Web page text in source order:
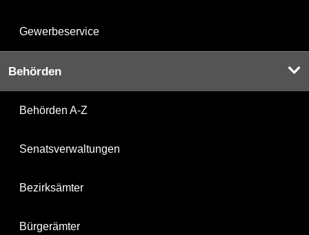
Gewerbeservice
Behörden
Behörden A-Z
Senatsverwaltungen
Bezirksämter
Bürgerämter